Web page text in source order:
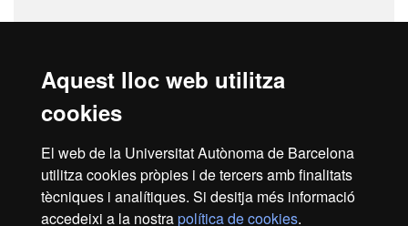
Aquest lloc web utilitza
cookies
El web de la Universitat Autònoma de Barcelona
utilitza cookies pròpies i de tercers amb finalitats
tècniques i analítiques. Si desitja més informació
accedeixi a la nostrapolítica de cookies.
indicats és condició imprescindible per a dur a terme la gestió de
l'expedient acadèmic, per a formalitzar una nova matrícula o
modificar la matrícula i/o per a sol·licitar qualsevol servei
(*) Informació provinent de l’acord de criteris per determinar la
condició de víctima de violència masclista en l’àmbit de la parella
als efectes d’exempció de preus i taxes universitaris aprovada pel